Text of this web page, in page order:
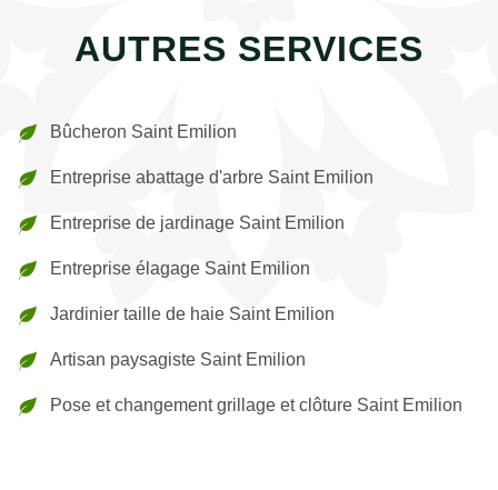
AUTRES SERVICES
Bûcheron Saint Emilion
Entreprise abattage d'arbre Saint Emilion
Entreprise de jardinage Saint Emilion
Entreprise élagage Saint Emilion
Jardinier taille de haie Saint Emilion
Artisan paysagiste Saint Emilion
Pose et changement grillage et clôture Saint Emilion